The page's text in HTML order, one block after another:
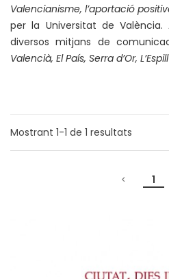
Valencianisme, l’aportació
per la Universitat de València.
diversos mitjans de
Valencià, El País, Serra d’Or, L’Espill
Mostrant 1-1 de 1 resultats
1